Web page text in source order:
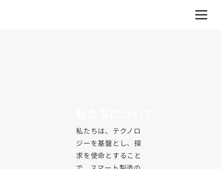
私たちは、テクノロ
ジーを基盤とし、探
求を使命とすること